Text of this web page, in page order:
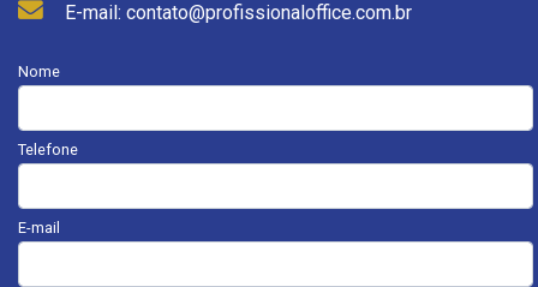
E-mail: contato@profissionaloffice.com.br
Nome
Telefone
E-mail